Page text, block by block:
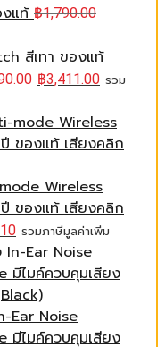
แท้ ฿1,790.00
สีเทา ของแท้
฿3,411.00 รวม
Wireless
ของแท้ เสียงคลิก
รวมภาษีมูลค่าเพิ่ม
Ear Noise
ไมค์ควบคุมเสียง